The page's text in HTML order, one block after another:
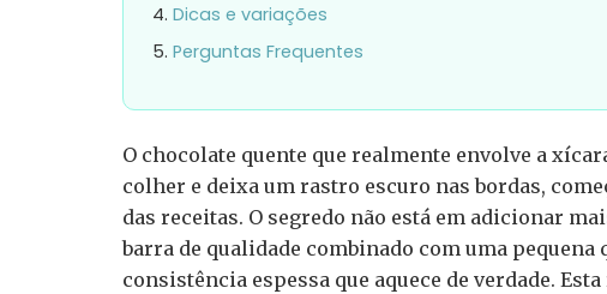
Dicas e variações
Perguntas Frequentes
O chocolate quente que realmente envolve a
colher e deixa um rastro escuro nas bordas,
das receitas. O segredo não está em adicionar
barra de qualidade combinado com uma
consistência espessa que aquece de verdade.